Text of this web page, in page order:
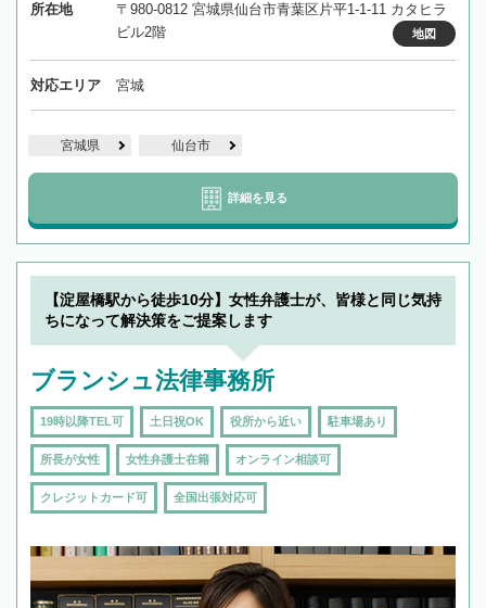
所在地
〒980-0812 宮城県仙台市青葉区片平1-1-11 カタヒラ
ビル2階
地図
対応エリア 宮城
宮城県 仙台市
詳細を見る
【淀屋橋駅から徒歩10分】女性弁護士が、皆様と同じ気持
ちになって解決策をご提案します
ブランシュ法律事務所
19時以降TEL可 土日祝OK 役所から近い 駐車場あり
所長が女性 女性弁護士在籍 オンライン相談可
クレジットカード可 全国出張対応可